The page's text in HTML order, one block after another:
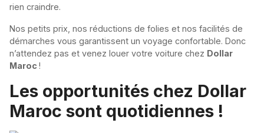
rien craindre.
Nos petits prix, nos réductions de folies et nos facilités de
démarches vous garantissent un voyage confortable. Donc
n’attendez pas et venez louer votre voiture chez Dollar
Maroc !
Les opportunités chez Dollar
Maroc sont quotidiennes !